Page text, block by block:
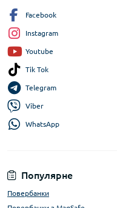
Популярне
Повербанки
Facebook
Instagram
Youtube
Tik Tok
Telegram
Viber
WhatsApp